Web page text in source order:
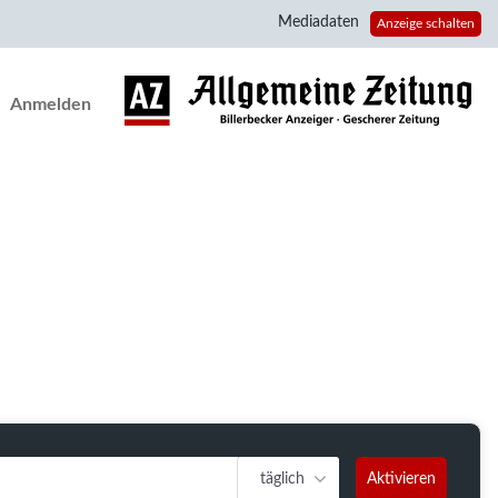
Anzeige schalten
Mediadaten
Anmelden
täglich Aktivieren